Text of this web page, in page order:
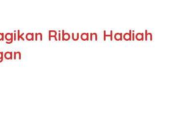
Ribuan Hadiah